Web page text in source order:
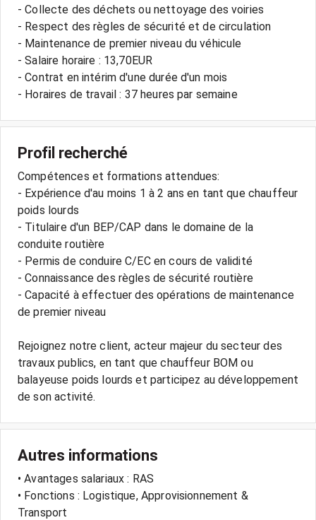
- Collecte des déchets ou nettoyage des voiries
- Respect des règles de sécurité et de circulation
- Maintenance de premier niveau du véhicule
- Salaire horaire : 13,70EUR
- Contrat en intérim d'une durée d'un mois
- Horaires de travail : 37 heures par semaine
Profil recherché
Compétences et formations attendues:
- Expérience d'au moins 1 à 2 ans en tant que chauffeur
poids lourds
- Titulaire d'un BEP/CAP dans le domaine de la
conduite routière
- Permis de conduire C/EC en cours de validité
- Connaissance des règles de sécurité routière
- Capacité à effectuer des opérations de maintenance
de premier niveau
Rejoignez notre client, acteur majeur du secteur des
travaux publics, en tant que chauffeur BOM ou
balayeuse poids lourds et participez au développement
Autres informations
• Avantages salariaux : RAS
• Fonctions : Logistique, Approvisionnement &
Transport